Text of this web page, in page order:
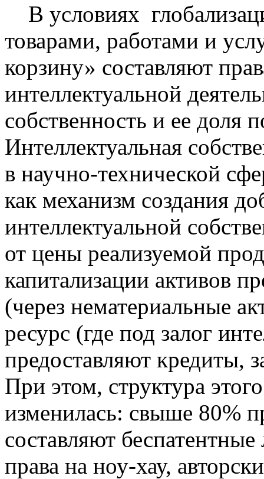
В условиях
товарами, работами и
корзину» составляют
интеллектуальной
собственность и ее доля
Интеллектуальная
в научно-технической
как механизм создания
интеллектуальной
от цены реализуемой
капитализации активов
(через нематериальные
ресурс (где под залог
предоставляют кредиты,
При этом, структура
изменилась: свыше 80%
составляют
права на ноу-хау,